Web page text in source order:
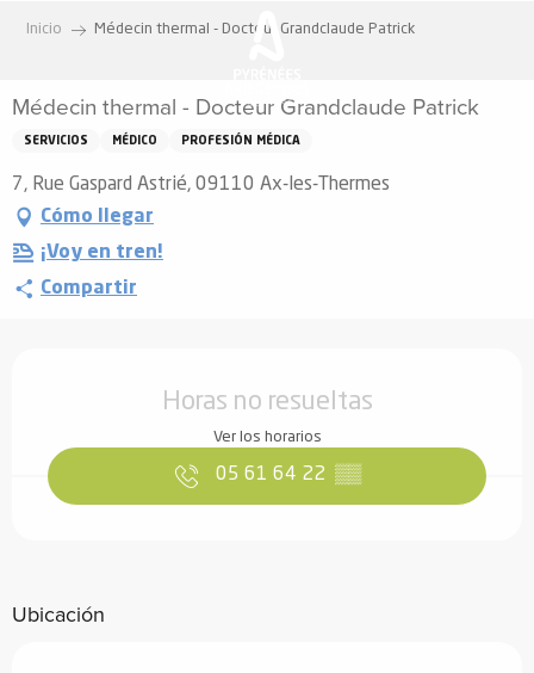
principal
Inicio Médecin thermal - Docteur Grandclaude Patrick
Médecin thermal - Docteur Grandclaude Patrick
SERVICIOS MÉDICO PROFESIÓN MÉDICA
7, Rue Gaspard Astrié, 09110 Ax-les-Thermes
Cómo llegar
¡Voy en tren!
Compartir
Horas no resueltas
Ver los horarios
05 61 64 22 ▒▒
Ubicación